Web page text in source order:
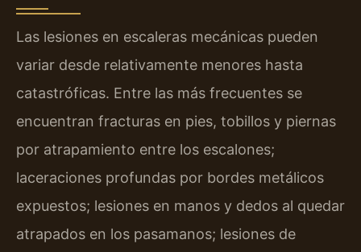
Las lesiones en escaleras mecánicas pueden
variar desde relativamente menores hasta
catastróficas. Entre las más frecuentes se
encuentran fracturas en pies, tobillos y piernas
por atrapamiento entre los escalones;
laceraciones profundas por bordes metálicos
expuestos; lesiones en manos y dedos al quedar
atrapados en los pasamanos; lesiones de